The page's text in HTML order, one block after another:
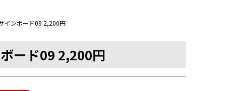
インボード09 2,200円
ード09 2,200円